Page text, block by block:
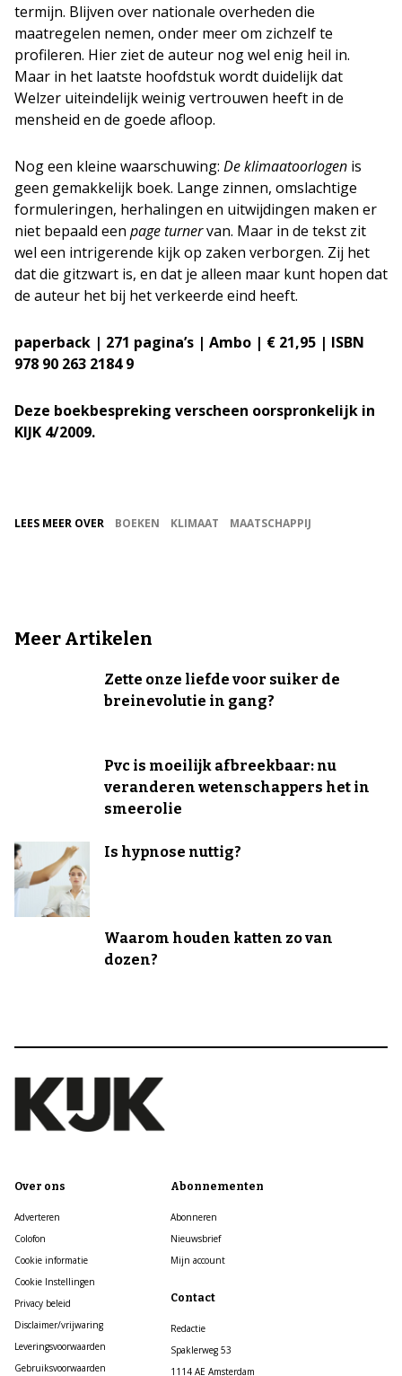
termijn. Blijven over nationale overheden die
maatregelen nemen, onder meer om zichzelf te
profileren. Hier ziet de auteur nog wel enig heil in.
Maar in het laatste hoofdstuk wordt duidelijk dat
Welzer uiteindelijk weinig vertrouwen heeft in de
mensheid en de goede afloop.
Nog een kleine waarschuwing: De klimaatoorlogen is
geen gemakkelijk boek. Lange zinnen, omslachtige
formuleringen, herhalingen en uitwijdingen maken er
niet bepaald een page turnervan. Maar in de tekst zit
wel een intrigerende kijk op zaken verborgen. Zij het
dat die gitzwart is, en dat je alleen maar kunt hopen dat
de auteur het bij het verkeerde eind heeft.
paperback | 271 pagina’s | Ambo | € 21,95 | ISBN
978 90 263 2184 9
Deze boekbespreking verscheen oorspronkelijk in
KIJK 4/2009.
LEES MEER OVER BOEKEN KLIMAAT MAATSCHAPPIJ
Meer Artikelen
Zette onze liefde voor suiker de
breinevolutie in gang?
Pvc is moeilijk afbreekbaar: nu
veranderen wetenschappers het in
smeerolie
Is hypnose nuttig?
Waarom houden katten zo van
dozen?
Over ons
Adverteren
Colofon
Cookie informatie
Cookie Instellingen
Privacy beleid
Disclaimer/vrijwaring
Leveringsvoorwaarden
Gebruiksvoorwaarden
Abonnementen
Abonneren
Nieuwsbrief
Mijn account
Contact
Redactie
Spaklerweg 53
1114 AE Amsterdam